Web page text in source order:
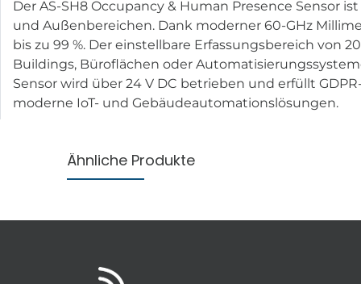
Der AS-SH8 Occupancy & Human Presence Sensor
und Außenbereichen. Dank moderner 60-GHz
bis zu 99 %. Der einstellbare Erfassungsbereich
Buildings, Büroflächen oder
Sensor wird über 24 V DC betrieben und erfüllt
moderne IoT- und Gebäudeautomationslösungen.
Ähnliche Produkte